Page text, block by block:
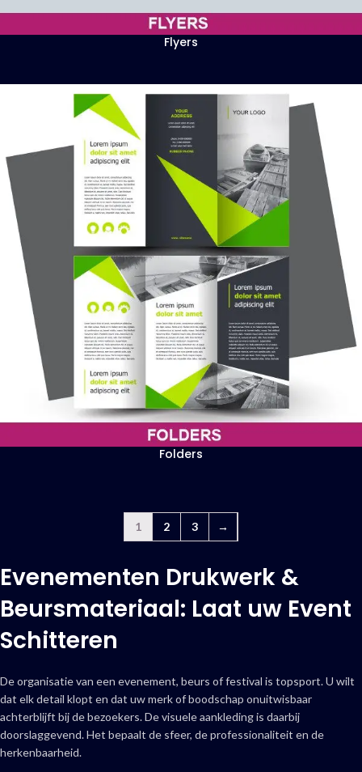
Flyers
Folders
1 2 3 →
Evenementen Drukwerk &
Beursmateriaal: Laat uw Event
Schitteren
De organisatie van een evenement, beurs of festival is topsport. U wilt
dat elk detail klopt en dat uw merk of boodschap onuitwisbaar
achterblijft bij de bezoekers. De visuele aankleding is daarbij
doorslaggevend. Het bepaalt de sfeer, de professionaliteit en de
herkenbaarheid.